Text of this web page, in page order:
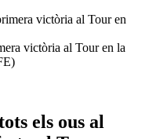
victòria al Tour en la
els ous al